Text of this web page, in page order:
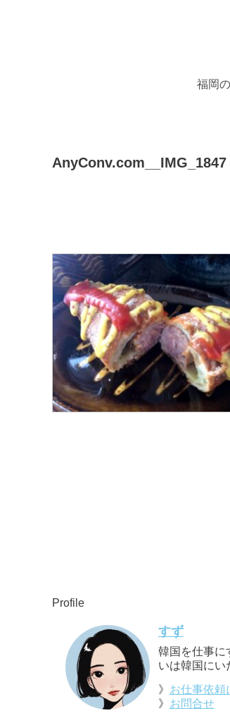
福岡
AnyConv.com__IMG_1847
Profile
すず
韓国を仕事に
いは韓国にい
》 お仕事依頼
》 お問合せ